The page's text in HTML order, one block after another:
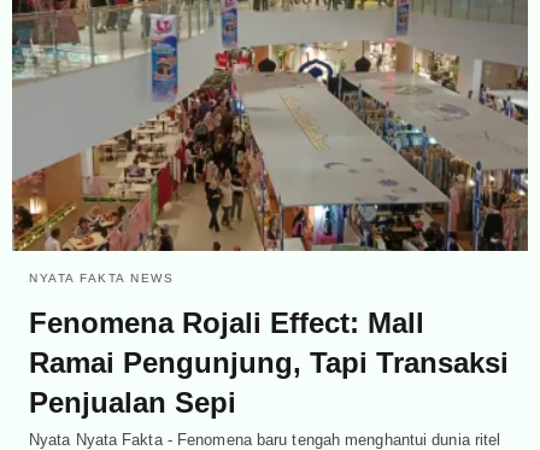
NYATA FAKTA NEWS
Fenomena Rojali Effect: Mall
Ramai Pengunjung, Tapi Transaksi
Penjualan Sepi
Nyata Nyata Fakta - Fenomena baru tengah menghantui dunia ritel